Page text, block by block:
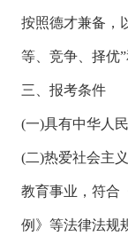
按照德才兼备，
等、竞争、择优
三、报考条件
(一)具有中华人
(二)热爱社会主
教育事业，符合
例》等法律法规